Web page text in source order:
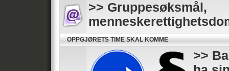
>> Gruppesøksmål,
OPPGJØRETS TIME SKAL KOMME
>>